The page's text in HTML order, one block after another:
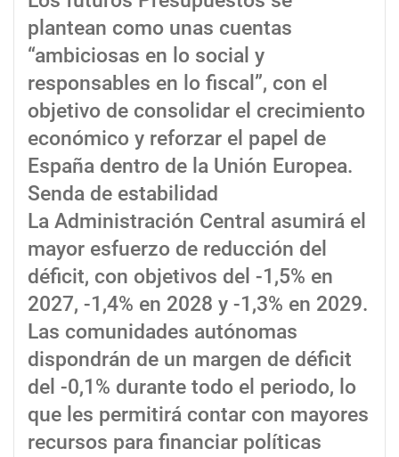
plantean como unas cuentas
“ambiciosas en lo social y
responsables en lo fiscal”, con el
objetivo de consolidar el crecimiento
económico y reforzar el papel de
España dentro de la Unión Europea.
Senda de estabilidad
La Administración Central asumirá el
mayor esfuerzo de reducción del
déficit, con objetivos del -1,5% en
2027, -1,4% en 2028 y -1,3% en 2029.
Las comunidades autónomas
dispondrán de un margen de déficit
del -0,1% durante todo el periodo, lo
que les permitirá contar con mayores
recursos para financiar políticas